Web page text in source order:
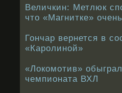
Величкин: Метлюк
что «Магнитке»
Гончар вернется в
«Каролиной»
«Локомотив»
чемпионата ВХЛ